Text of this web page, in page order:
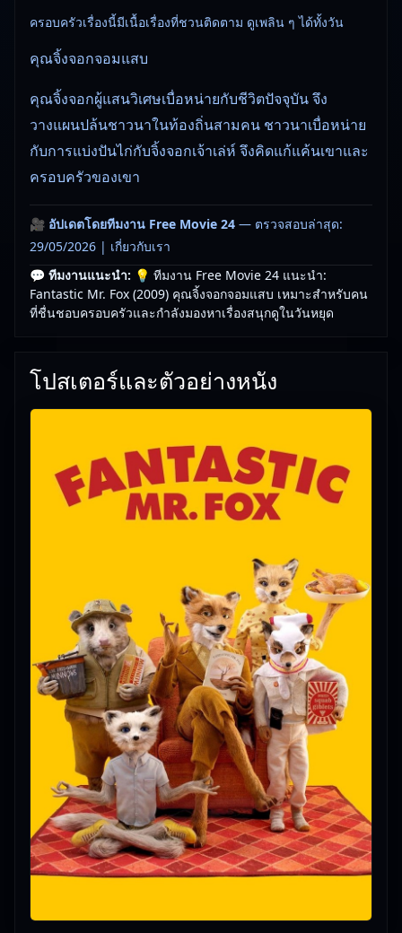
ครอบครัวเรื่องนี้มีเนื้อเรื่องที่ชวนติดตาม ดูเพลิน ๆ ได้ทั้งวัน
คุณจิ้งจอกจอมแสบ
คุณจิ้งจอกผู้แสนวิเศษเบื่อหน่ายกับชีวิตปัจจุบัน จึง
วางแผนปล้นชาวนาในท้องถิ่นสามคน ชาวนาเบื่อหน่าย
กับการแบ่งปันไก่กับจิ้งจอกเจ้าเล่ห์ จึงคิดแก้แค้นเขาและ
ครอบครัวของเขา
🎥 อัปเดตโดยทีมงาน Free Movie 24 — ตรวจสอบล่าสุด:
29/05/2026 | เกี่ยวกับเรา
💬 ทีมงานแนะนำ: 💡 ทีมงาน Free Movie 24 แนะนำ:
Fantastic Mr. Fox (2009) คุณจิ้งจอกจอมแสบ เหมาะสำหรับคน
ที่ชื่นชอบครอบครัวและกำลังมองหาเรื่องสนุกดูในวันหยุด
โปสเตอร์และตัวอย่างหนัง